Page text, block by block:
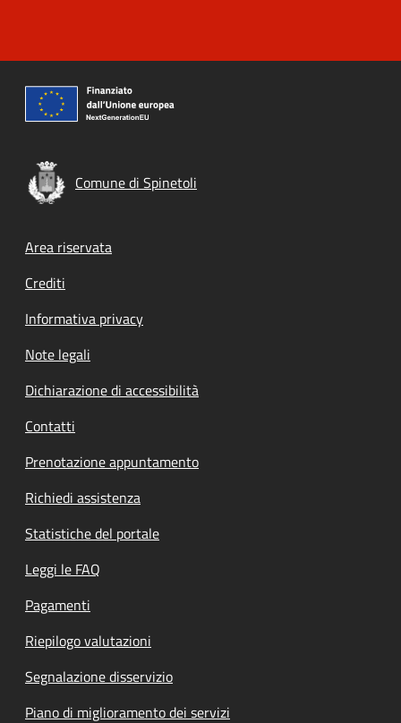
Comune di Spinetoli
Footer menu
Area riservata
Crediti
Informativa privacy
Note legali
Dichiarazione di accessibilità
Contatti
Prenotazione appuntamento
Richiedi assistenza
Statistiche del portale
Leggi le FAQ
Pagamenti
Riepilogo valutazioni
Segnalazione disservizio
Piano di miglioramento dei servizi